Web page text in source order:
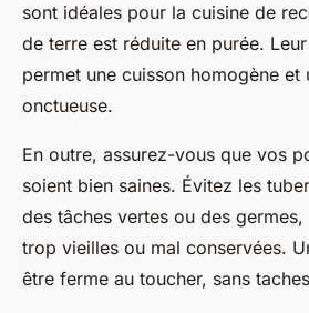
sont idéales pour la cuisine de
de terre est réduite en purée.
permet une cuisson homogène et
onctueuse.
En outre, assurez-vous que vos
soient bien saines. Évitez les
des tâches vertes ou des germes,
trop vieilles ou mal conservées.
être ferme au toucher, sans